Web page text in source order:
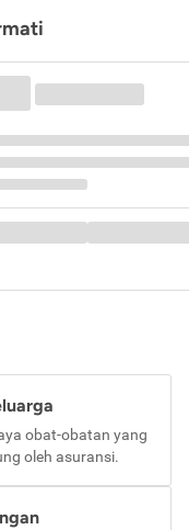
obat-obatan yang
oleh asuransi.